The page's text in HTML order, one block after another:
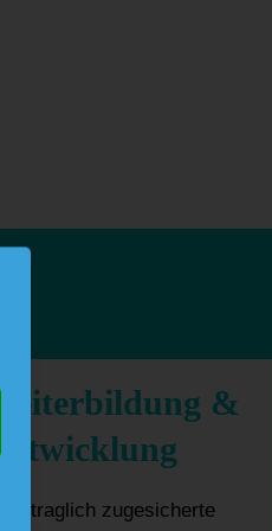
&
Vertraglich zugesicherte